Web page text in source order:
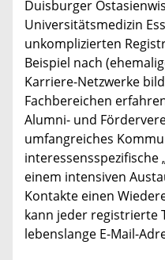
Duisburger
Universitätsmedizin
unkomplizierten
Beispiel nach
Karriere-Netzwerke
Fachbereichen
Alumni- und
umfangreiches
interessensspezifische
einem intensiven
Kontakte einen
kann jeder registrierte
lebenslange E-Mail-